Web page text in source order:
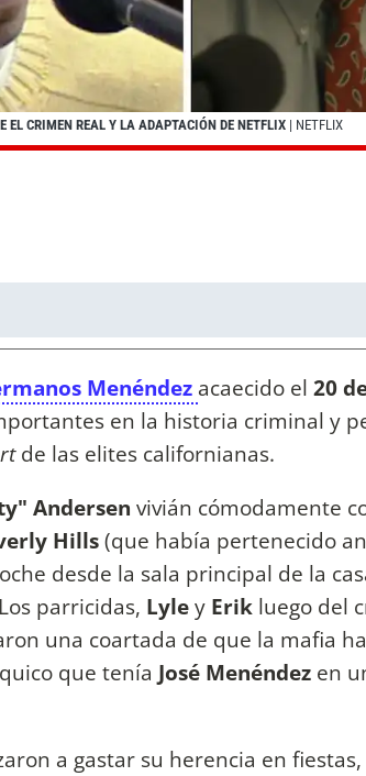
EL CRIMEN REAL Y LA ADAPTACIÓN DE NETFLIX | NETFLIX
Menéndez acaecido el 20
en la historia criminal y
de las elites californianas.
Andersen vivián cómodamente
Hills(que había pertenecido
desde la sala principal de la
parricidas, Lyley Erik luego del
una coartada de que la mafia
que tenía José Menéndez en
a gastar su herencia en